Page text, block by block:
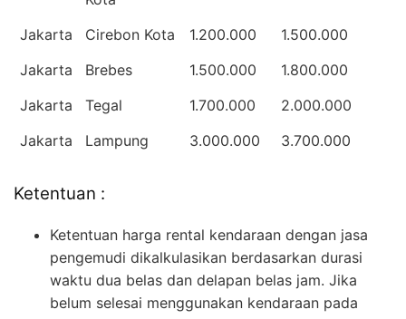
Jakarta Cirebon Kota 1.200.000
1.500.000
Jakarta
Brebes 1.500.000
1.800.000
Jakarta
Tegal 1.700.000
2.000.000
Jakarta
Lampung 3.000.000 3.700.000
Ketentuan :
Ketentuan harga rental kendaraan dengan jasa
pengemudi dikalkulasikan berdasarkan durasi
waktu dua belas dan delapan belas jam. Jika
belum selesai menggunakan kendaraan pada